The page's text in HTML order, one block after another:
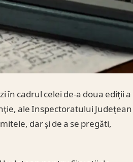
în cadrul celei de-a doua ediţii a
ale Inspectoratului Judeţean
dar şi de a se pregăti,